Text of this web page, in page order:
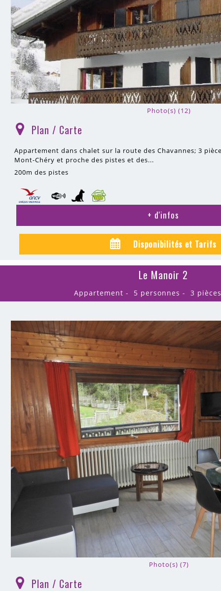
Photo(s) (12)
Plan / Carte
Appartement dans chalet sur la route des Chavannes; 3
Mont-Chéry et proche des pistes et des...
200m des pistes
+ d'infos
Disponibilités et Tarifs
Photo(s) (7)
Le Manoir 2
Appartement 5 personnes 3 pièces
Plan / Carte